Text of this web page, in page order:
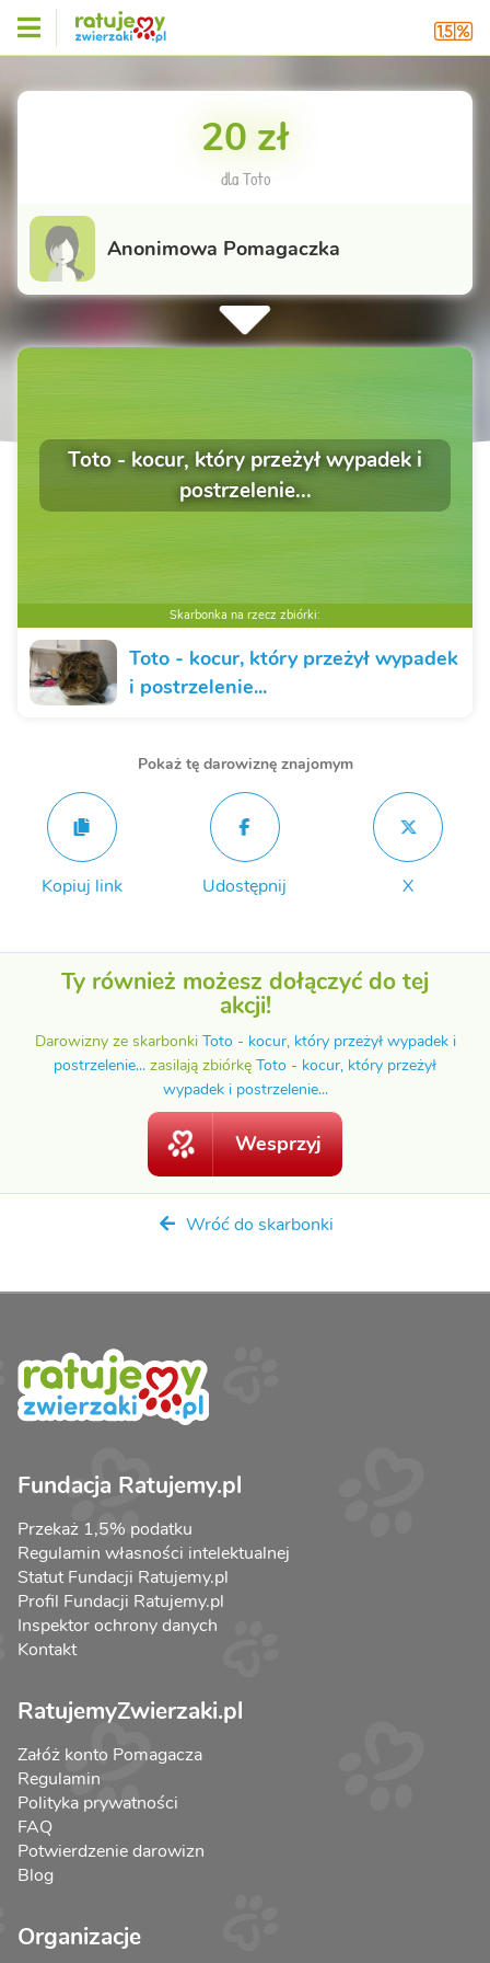
20 zł
dla Toto
Anonimowa Pomagaczka
Toto - kocur, który przeżył wypadek i
postrzelenie...
Skarbonka na rzecz zbiórki:
Toto - kocur, który przeżył wypadek
i postrzelenie...
Pokaż tę darowiznę znajomym
Kopiuj link Udostępnij X
Ty również możesz dołączyć do tej
akcji!
Darowizny ze skarbonki Toto - kocur, który przeżył wypadek i
postrzelenie... zasilają zbiórkę Toto - kocur, który przeżył
wypadek i postrzelenie...
Wesprzyj
Wróć do skarbonki
Fundacja Ratujemy.pl
Przekaż 1,5% podatku
Regulamin własności intelektualnej
Statut Fundacji Ratujemy.pl
Profil Fundacji Ratujemy.pl
Inspektor ochrony danych
Kontakt
RatujemyZwierzaki.pl
Załóż konto Pomagacza
Regulamin
Polityka prywatności
FAQ
Potwierdzenie darowizn
Blog
Organizacje